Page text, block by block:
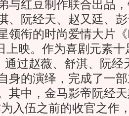
红豆制作联合出品，
、阮经天、赵又廷、
领衔的时尚爱情大片
上映。作为喜剧元素
通过赵薇、舒淇、阮经
身的演绎，完成了一
其中，金马影帝阮经
入伍之前的收官之作